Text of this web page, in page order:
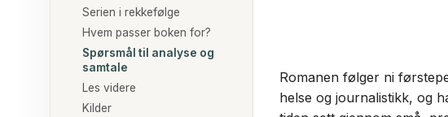
Serien i rekkefølge
Hvem passer boken for?
Spørsmål til analyse og
samtale
Les videre
Kilder
Romanen følger ni
helse og journalistikk, og